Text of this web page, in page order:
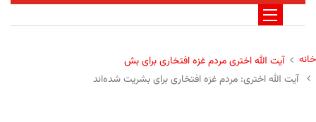
خانه
آیت الله اختری مردم غزه افتخاری برای بش
آیت الله اختری: مردم غزه افتخاری برای بشریت شده‌اند